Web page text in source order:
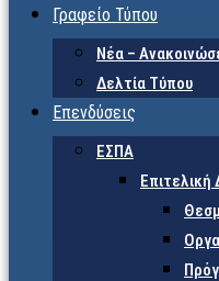
Γραφείο Τύπου
Νέα –
Δελτία Τύπου
Επενδύσεις
ΕΣΠΑ